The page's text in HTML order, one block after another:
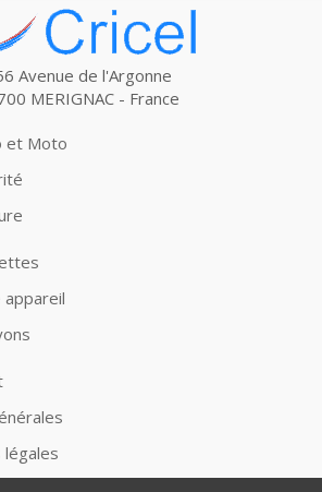
Avenue de l'Argonne
MERIGNAC - France
et Moto